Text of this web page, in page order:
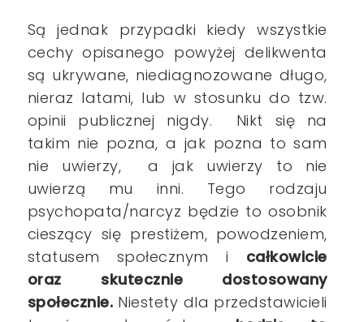
Są jednak przypadki kiedy wszystkie
cechy opisanego powyżej delikwenta
są ukrywane, niediagnozowane długo,
nieraz latami, lub w stosunku do tzw.
opinii publicznej nigdy. Nikt się na
takim nie pozna, a jak pozna to sam
nie uwierzy, a jak uwierzy to nie
uwierzą mu inni. Tego rodzaju
psychopata/narcyz będzie to osobnik
cieszący się prestiżem, powodzeniem,
statusem społecznym i całkowicie
oraz skutecznie dostosowany
społecznie. Niestety dla przedstawicieli